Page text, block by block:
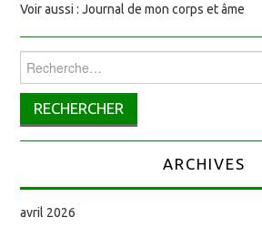
Voir aussi : Journal de mon corps et âme
Rechercher :
ARCHIVES
avril 2026